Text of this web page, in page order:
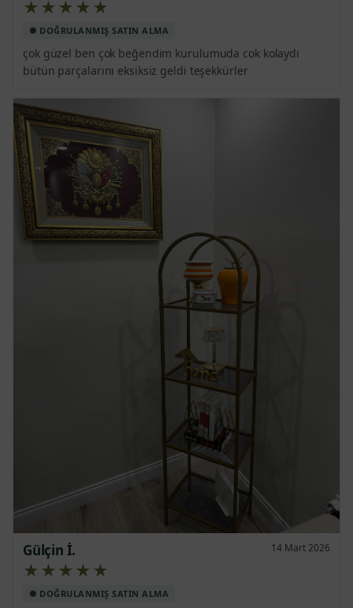
★★★★★
çok güzel ben çok beğendim kurulumuda cok kolaydı
bütün parçalarını eksiksiz geldi teşekkürler
Gülçin İ.
★★★★★
14 Mart 2026